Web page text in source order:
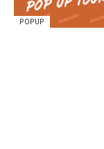
POPUP